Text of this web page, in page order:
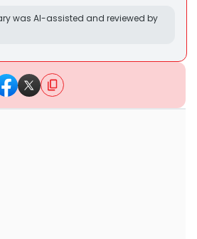
was AI-assisted and reviewed by